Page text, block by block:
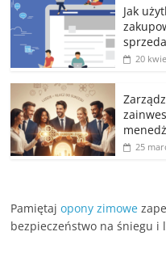
Jak
20
25
Pamiętajopony zimowe
bezpieczeństwo na śniegu i